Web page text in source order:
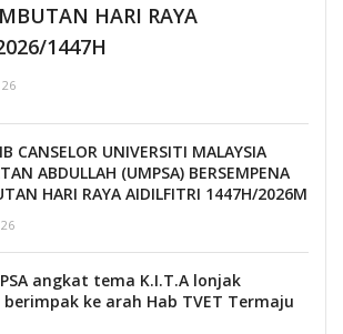
HARI RAYA
1447H
CANSELOR UNIVERSITI MALAYSIA
ABDULLAH (UMPSA) BERSEMPENA
HARI RAYA AIDILFITRI 1447H/2026M
angkat tema K.I.T.A lonjak
ke arah Hab TVET Termaju